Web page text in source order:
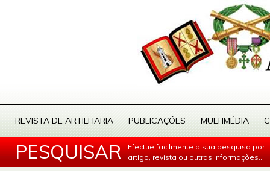
REVISTA DE ARTILHARIA PUBLICAÇÕES MULTIMÉDIA
PESQUISAR
Efectue facilmente a sua pesquisa por
artigo, revista ou outras informações...